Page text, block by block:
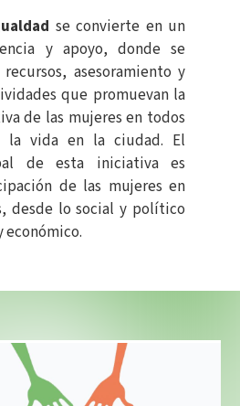
se convierte en un
y apoyo, donde se
asesoramiento y
que promuevan la
de las mujeres en todos
la vida en la ciudad. El
de esta iniciativa es
de las mujeres en
desde lo social y político
económico.